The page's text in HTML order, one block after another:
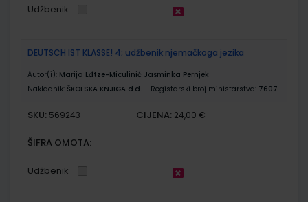
Udžbenik
DEUTSCH IST KLASSE! 4; udžbenik njemačkoga jezika
Autor(i): Marija Lđtze-Miculinić Jasminka Pernjek
Nakladnik: ŠKOLSKA KNJIGA d.d. Registarski broj ministarstva: 7607
SKU: 569243 CIJENA: 24,00 €
ŠIFRA OMOTA:
Udžbenik